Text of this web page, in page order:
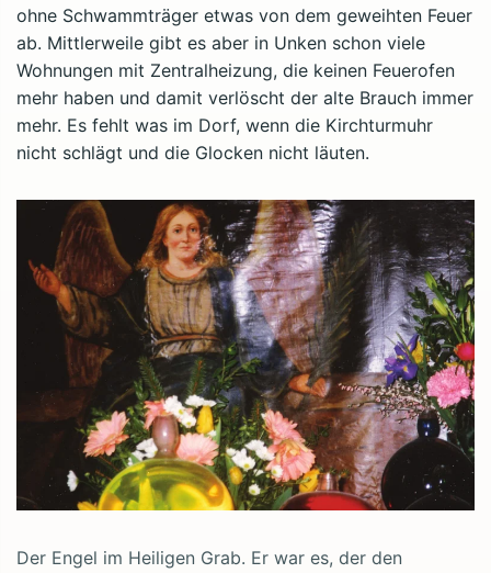
ohne Schwammträger etwas von dem geweihten Feuer
ab. Mittlerweile gibt es aber in Unken schon viele
Wohnungen mit Zentralheizung, die keinen Feuerofen
mehr haben und damit verlöscht der alte Brauch immer
mehr. Es fehlt was im Dorf, wenn die Kirchturmuhr
nicht schlägt und die Glocken nicht läuten.
Der Engel im Heiligen Grab. Er war es, der den